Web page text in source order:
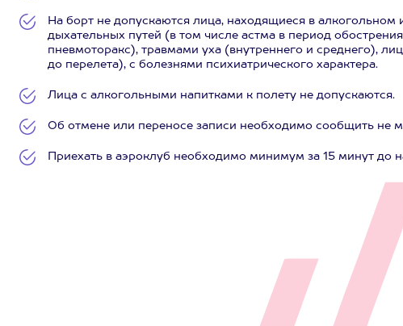
На борт не допускаются лица, находящиеся в
дыхательных путей (в том числе астма в период
пневмоторакс), травмами уха (внутреннего и среднего),
до перелета), с болезнями психиатрического характера.
Лица с алкогольными напитками к полету не допускаются.
Об отмене или переносе записи необходимо сообщить не
Приехать в аэроклуб необходимо минимум за 15 минут до